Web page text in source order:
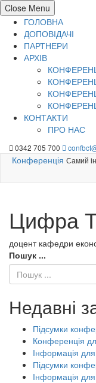
Close Menu
ГОЛОВНА
ДОПОВІДАЧІ
ПАРТНЕРИ
АРХІВ
КОНТАКТИ
ПРО НАС
Перейти0342 705 700
Конференція Самий
Цифра
доцент кафедри
Пошук ...
Недавні
Підсумки
Конференція
Інформація
Підсумки
Інформація